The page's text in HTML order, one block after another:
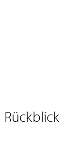
Rückblick